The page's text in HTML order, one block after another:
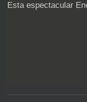
Esta espectacular